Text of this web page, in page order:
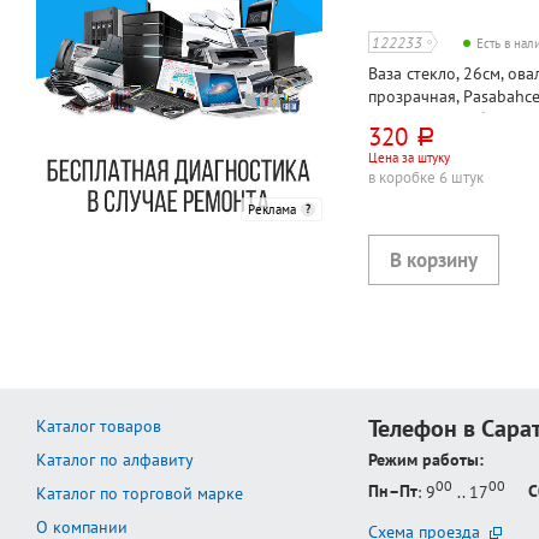
Реклама
122233 Есть в
Ваза стекло, 26см,
прозрачная,
(Flora)", в коробке
320 руб.
Цена за штуку
в коробке 6 штук
Каталог товаров
Каталог по алфавиту
Каталог по торговой марке
О компании
Телефон в
Режим работы:
Пн–Пт: 900 .. 1700
Схема проезда